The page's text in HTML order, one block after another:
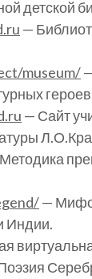
детской
—
museum/
— Сайт
—
Индии.